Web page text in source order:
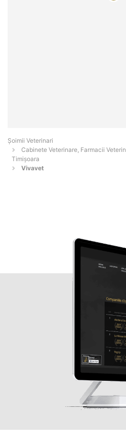
Șoimii Veterinari
Cabinete Veterinare, Farmacii
Timişoara
Vivavet